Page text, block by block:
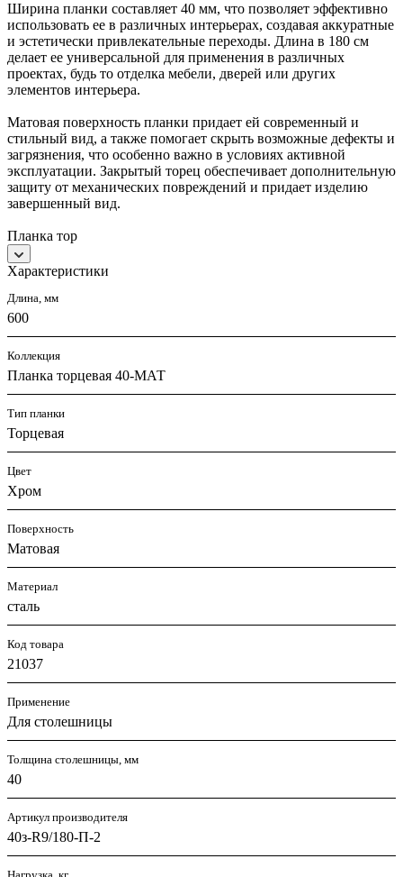
Ширина планки составляет 40 мм, что позволяет эффективно
использовать ее в различных интерьерах, создавая аккуратные
и эстетически привлекательные переходы. Длина в 180 см
делает ее универсальной для применения в различных
проектах, будь то отделка мебели, дверей или других
элементов интерьера.
Матовая поверхность планки придает ей современный и
стильный вид, а также помогает скрыть возможные дефекты и
загрязнения, что особенно важно в условиях активной
эксплуатации. Закрытый торец обеспечивает дополнительную
защиту от механических повреждений и придает изделию
завершенный вид.
Планка тор
Характеристики
Длина, мм
600
Коллекция
Планка торцевая 40-МАТ
Тип планки
Торцевая
Цвет
Хром
Поверхность
Матовая
Материал
сталь
Код товара
21037
Применение
Для столешницы
Толщина столешницы, мм
40
Артикул производителя
40з-R9/180-П-2